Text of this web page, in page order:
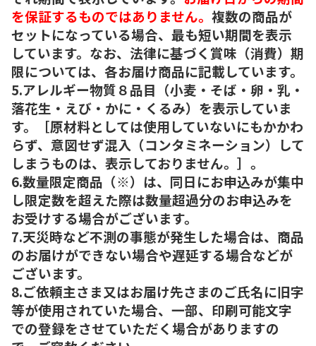
を保証するものではありません。 複数の商品が
セットになっている場合、最も短い期間を表示
しています。なお、法律に基づく賞味（消費）期
限については、各お届け商品に記載しています。
5.アレルギー物質８品目（小麦・そば・卵・乳・
落花生・えび・かに・くるみ）を表示していま
す。［原材料としては使用していないにもかかわ
らず、意図せず混入（コンタミネーション）して
しまうものは、表示しておりません。］。
6.数量限定商品（※）は、同日にお申込みが集中
し限定数を超えた際は数量超過分のお申込みを
お受けする場合がございます。
7.天災時など不測の事態が発生した場合は、商品
のお届けができない場合や遅延する場合などが
ございます。
8.ご依頼主さま又はお届け先さまのご氏名に旧字
等が使用されていた場合、一部、印刷可能文字
での登録をさせていただく場合がありますの